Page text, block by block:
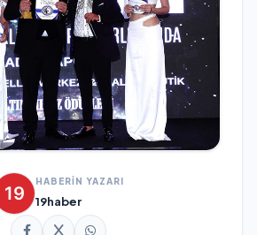
HABERİN YAZARI
19haber